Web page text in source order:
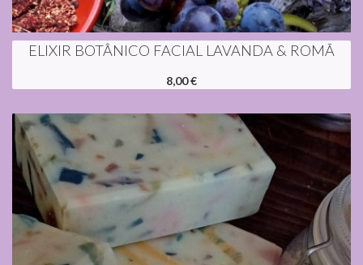
ELIXIR BOTÂNICO FACIAL LAVANDA & ROMÃ
8,00 €